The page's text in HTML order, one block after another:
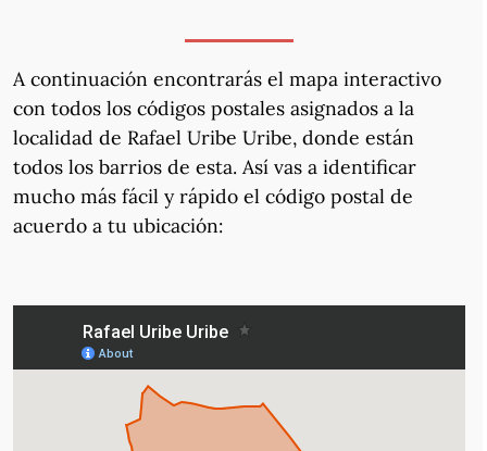
A continuación encontrarás el mapa interactivo
con todos los códigos postales asignados a la
localidad de Rafael Uribe Uribe, donde están
todos los barrios de esta. Así vas a identificar
mucho más fácil y rápido el código postal de
acuerdo a tu ubicación: